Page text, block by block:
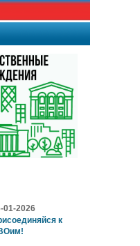
01-2026
к